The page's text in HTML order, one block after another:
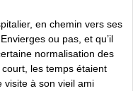
en chemin vers ses
ou pas, et qu’il
normalisation des
les temps étaient
visite à son vieil ami